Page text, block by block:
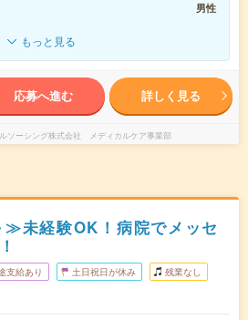
男性
もっと見る
応募へ進む 詳しく見る
ソーシング株式会社 メディカルケア事業部
未経験OK！病院でメッセ
支給あり 土日祝日が休み 残業なし